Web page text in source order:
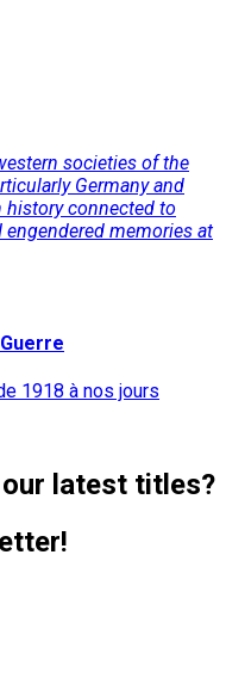
societies of the
Germany and
history connected to
memories at
1918 à nos jours
latest titles?